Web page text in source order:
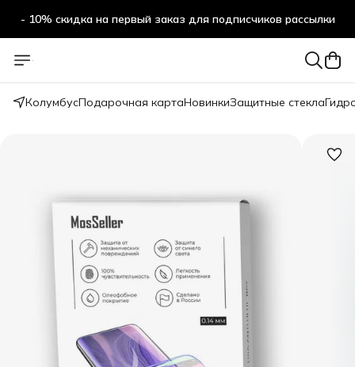
- 10% скидка на первый заказ для подписчиков рассылки
КолумбусПодарочная картаНовинкиЗащитные стекла